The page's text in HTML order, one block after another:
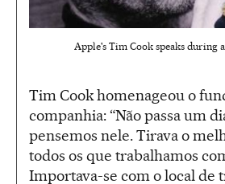
Apple's Tim Cook speaks during
Tim Cook homenageou o
companhia: “Não passa um
pensemos nele. Tirava o
todos os que trabalhamos
Importava-se com o local de